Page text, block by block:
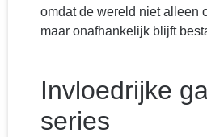
omdat de wereld niet alleen
maar onafhankelijk blijft
Invloedrijke
series